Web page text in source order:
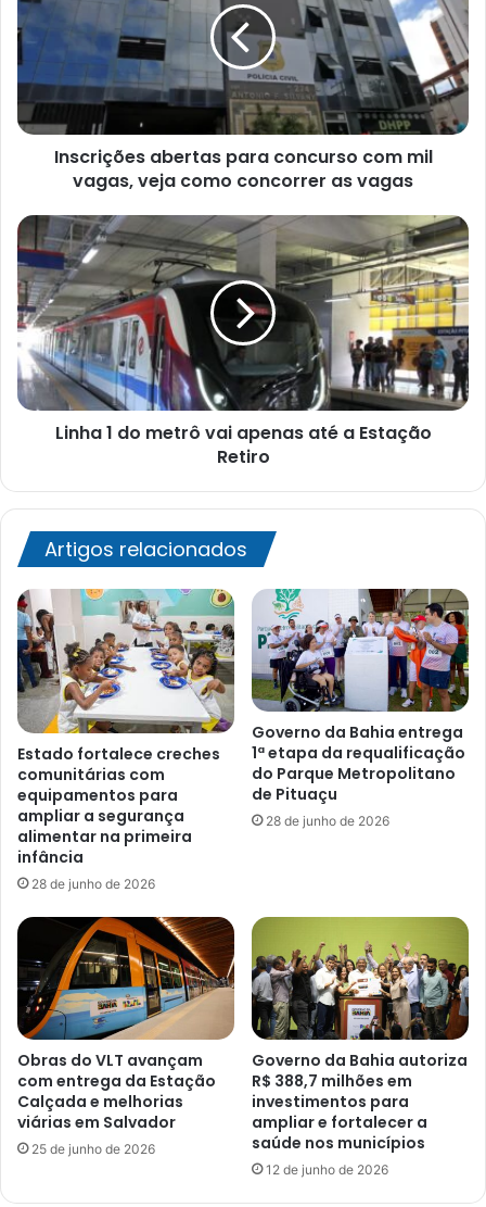
concurso
com
mil
vagas,
veja
como
concorrerInscrições abertas para concurso com mil
vagas, veja como concorrer as vagas
Linha
1
do
metrô
vai
apenas
até
a
Estação
Linha 1 do metrô vai apenas até a Estação
Retiro
Artigos relacionados
Estado fortalece creches
comunitárias com
equipamentos para
ampliar a segurança
alimentar na primeira
infância
28 de junho de 2026
Governo da Bahia entrega
1ª etapa da requalificação
do Parque Metropolitano
de Pituaçu
28 de junho de 2026
Obras do VLT avançam
com entrega da Estação
Calçada e melhorias
viárias em Salvador
25 de junho de 2026
Governo da Bahia autoriza
R$ 388,7 milhões em
investimentos para
ampliar e fortalecer a
saúde nos municípios
12 de junho de 2026